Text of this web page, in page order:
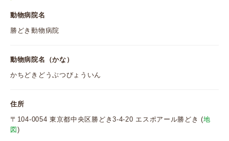
動物病院名
勝どき動物病院
動物病院名（かな）
かちどきどうぶつびょういん
住所
〒104-0054 東京都中央区勝どき3-4-20 エスポアール勝どき (地
図 )